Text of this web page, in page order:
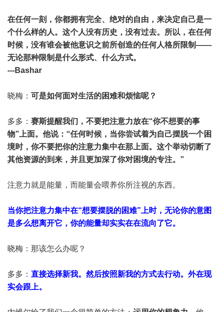
在任何一刻，你都拥有完全、绝对的自由，来决定自己是一
个什么样的人。这个人没有历史，没有过去。所以，在任何
时候，没有谁会被他意识之前所创造的任何人格所限制——
无论那种限制是什么形式、什么方式。
---Bashar
晓梅： 可是如何面对生活的困难和烦恼呢？
多多： 赛斯提醒我们，不要把注意力放在“你不想要的事
物”上面。他说：“任何时候，当你尝试着为自己摆脱一个困
境时，你不要把你的注意力集中在那上面。这个举动切断了
其他资源的到来，并且更加深了你对困境的专注。”
注意力就是能量，而能量会喂养你所注视的东西。
当你把注意力集中在“想要摆脱的困难”上时，无论你的意图
是多么想离开它，你的能量却实实在在流向了它。
晓梅：那该怎么办呢？
多多： 直接选择新我。然后按照新我的方式去行动。外在现
实会跟上。